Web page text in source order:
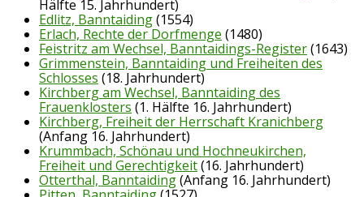
Hälfte 15. Jahrhundert)
Edlitz, Banntaiding(1554)
Erlach, Rechte der Dorfmenge (1480)
Feistritz am Wechsel, Banntaidings-Register(1643)
Grimmenstein, Banntaiding und Freiheiten des
Schlosses (18. Jahrhundert)
Kirchberg am Wechsel, Banntaiding des
Frauenklosters (1. Hälfte 16. Jahrhundert)
Kirchberg, Freiheit der Herrschaft Kranichberg
(Anfang 16. Jahrhundert)
Krummbach, Schönau und Hochneukirchen,
Freiheit und Gerechtigkeit(16. Jahrhundert)
Otterthal, Banntaiding(Anfang 16. Jahrhundert)